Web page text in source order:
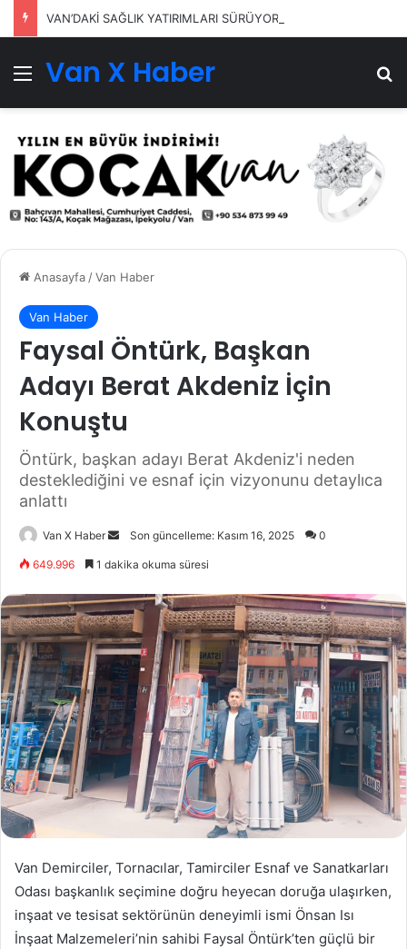
VAN’DAKİ SAĞLIK YATIRIMLARI SÜRÜYOR
Menü
Van X Haber
Anasayfa/Van Haber
Van Haber
Faysal Öntürk, Başkan
Adayı Berat Akdeniz İçin
Konuştu
Öntürk, başkan adayı Berat Akdeniz'i neden
desteklediğini ve esnaf için vizyonunu detaylıca
anlattı
Van X Haber
Bir
göndermek
Son güncelleme: Kasım 16, 2025 0
649.996 1 dakika okuma süresi
Van Demirciler, Tornacılar, Tamirciler Esnaf ve Sanatkarları
Odası başkanlık seçimine doğru heyecan doruğa ulaşırken,
inşaat ve tesisat sektörünün deneyimli ismi Önsan Isı
İnşaat Malzemeleri’nin sahibi Faysal Öntürk’ten güçlü bir